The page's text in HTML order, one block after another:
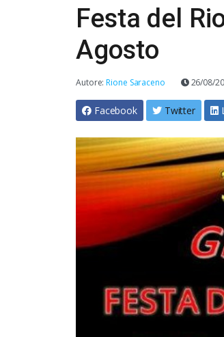
Festa del
Agosto
Autore:Rione Saraceno 26/08/
Facebook Twitter